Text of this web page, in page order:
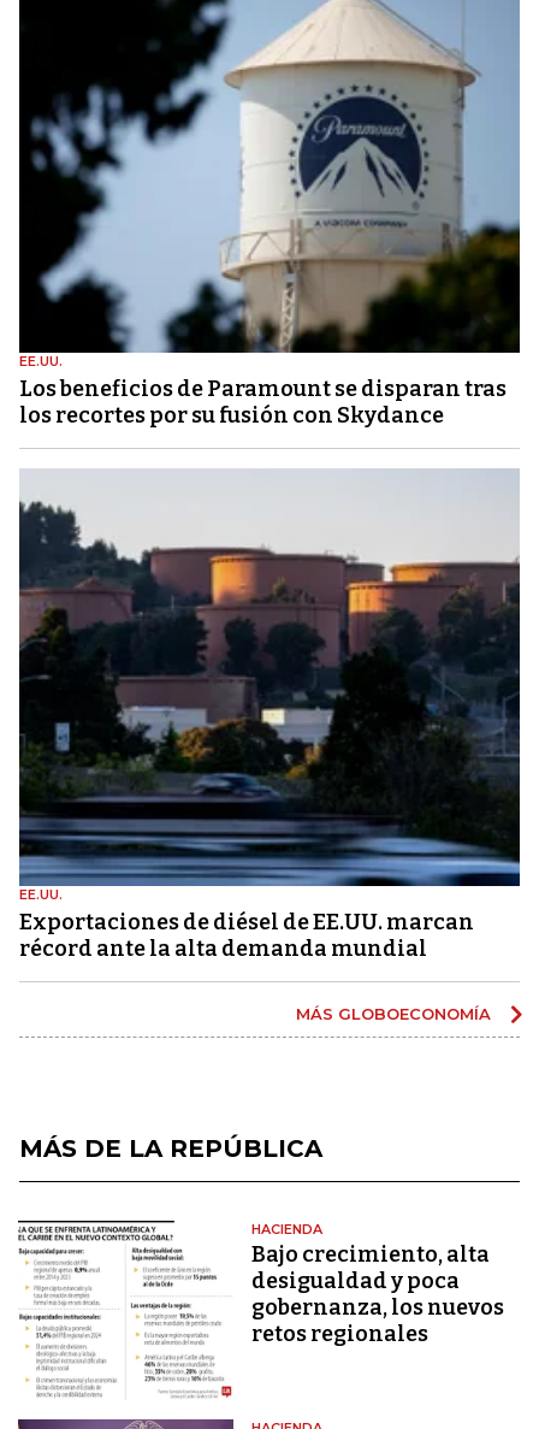
EE.UU.
Los beneficios de Paramount se disparan tras
los recortes por su fusión con Skydance
EE.UU.
Exportaciones de diésel de EE.UU. marcan
récord ante la alta demanda mundial
MÁS GLOBOECONOMÍA
MÁS DE LA REPÚBLICA
HACIENDA
Bajo crecimiento, alta
desigualdad y poca
gobernanza, los nuevos
retos regionales